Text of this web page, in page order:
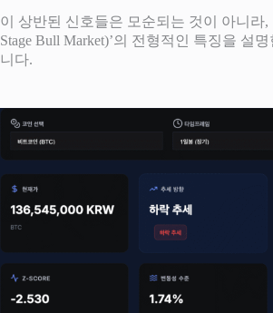
이 상반된 신호들은 모순되는 것이 아니라,
Stage Bull Market)’의 전형적인 특징을 설
니다.